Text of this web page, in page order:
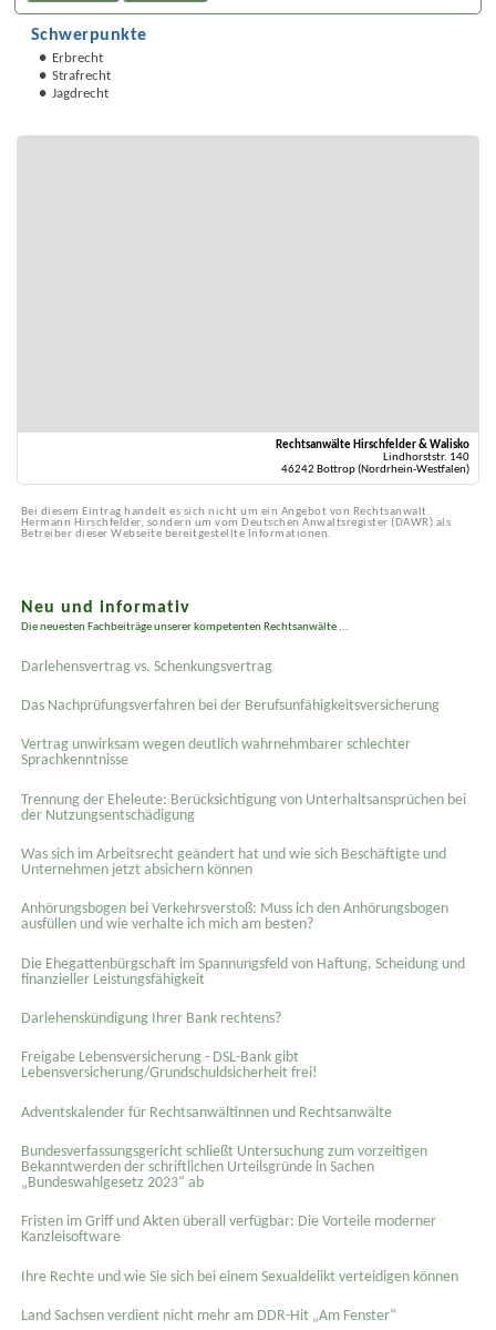
Schwerpunkte
Erbrecht
Strafrecht
Jagdrecht
Rechtsanwälte Hirschfelder & Walisko
Lindhorststr. 140
46242 Bottrop (Nordrhein-Westfalen)
Bei diesem Eintrag handelt es sich nicht um ein Angebot von Rechtsanwalt
Hermann Hirschfelder, sondern um vom Deutschen Anwaltsregister (DAWR) als
Betreiber dieser Webseite bereitgestellte Informationen.
Neu und informativ
Die neuesten Fachbeiträge unserer kompetenten Rechtsanwälte ...
Darlehensvertrag vs. Schenkungsvertrag
Das Nachprüfungsverfahren bei der Berufsunfähigkeitsversicherung
Vertrag unwirksam wegen deutlich wahrnehmbarer schlechter
Sprachkenntnisse
Trennung der Eheleute: Berücksichtigung von Unterhaltsansprüchen bei
der Nutzungsentschädigung
Was sich im Arbeitsrecht geändert hat und wie sich Beschäftigte und
Unternehmen jetzt absichern können
Anhörungsbogen bei Verkehrsverstoß: Muss ich den Anhörungsbogen
ausfüllen und wie verhalte ich mich am besten?
Die Ehegattenbürgschaft im Spannungsfeld von Haftung, Scheidung und
finanzieller Leistungsfähigkeit
Darlehenskündigung Ihrer Bank rechtens?
Freigabe Lebensversicherung - DSL-Bank gibt
Lebensversicherung/Grundschuldsicherheit frei!
Adventskalender für Rechtsanwältinnen und Rechtsanwälte
Bundesverfassungsgericht schließt Untersuchung zum vorzeitigen
Bekanntwerden der schriftlichen Urteilsgründe in Sachen
„Bundeswahlgesetz 2023“ ab
Fristen im Griff und Akten überall verfügbar: Die Vorteile moderner
Kanzleisoftware
Ihre Rechte und wie Sie sich bei einem Sexual­delikt verteidigen können
Land Sachsen verdient nicht mehr am DDR-Hit „Am Fenster“